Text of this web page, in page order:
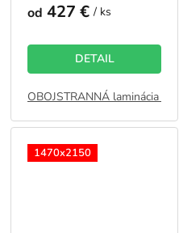
od 427 € / ks
DETAIL
OBOJSTRANNÁ laminácia -
1470x2150